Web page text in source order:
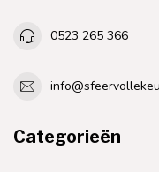
0523 265 366
Categorieën